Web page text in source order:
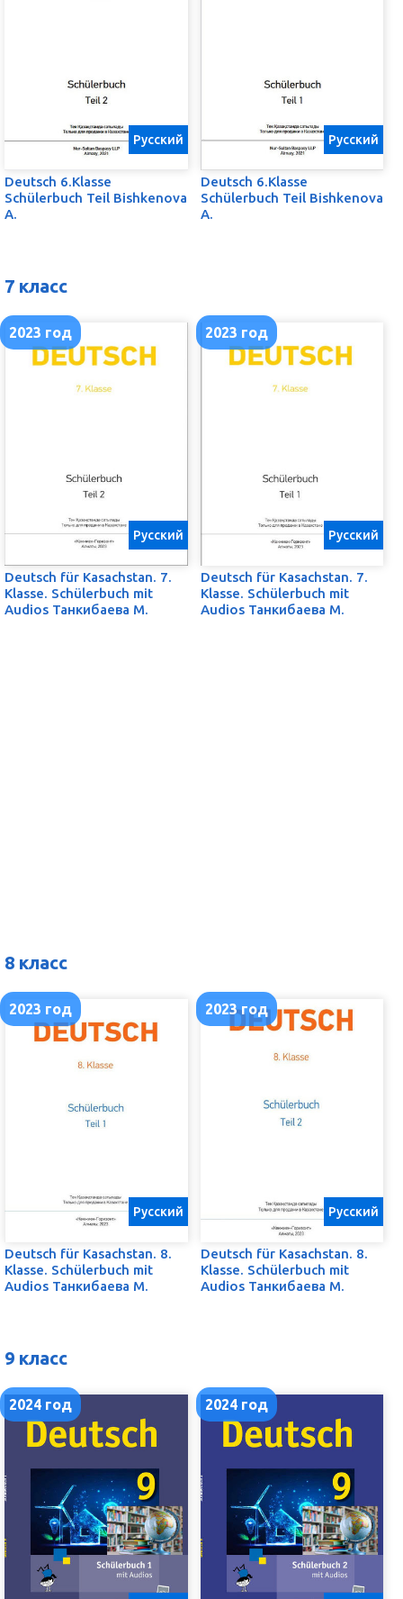
Deutsch 6.Klasse
Schülerbuch Teil Bishkenova
A.
Русский
Deutsch 6.Klasse
Schülerbuch Teil Bishkenova
A.
Русский
7 класс
2023 год
Deutsch für Kasachstan. 7.
Klasse. Schülerbuch mit
Audios Танкибаева М.
Русский
2023 год
Deutsch für Kasachstan. 7.
Klasse. Schülerbuch mit
Audios Танкибаева М.
Русский
8 класс
2023 год
Deutsch für Kasachstan. 8.
Klasse. Schülerbuch mit
Audios Танкибаева М.
Русский
2023 год
Deutsch für Kasachstan. 8.
Klasse. Schülerbuch mit
Audios Танкибаева М.
Русский
9 класс
2024 год 2024 год